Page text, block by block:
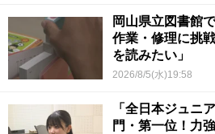
岡山県立図書館
作業・修理に挑
を読みたい」
2026/8/5(水)19:58
「全日本ジュニ
門・第一位！力